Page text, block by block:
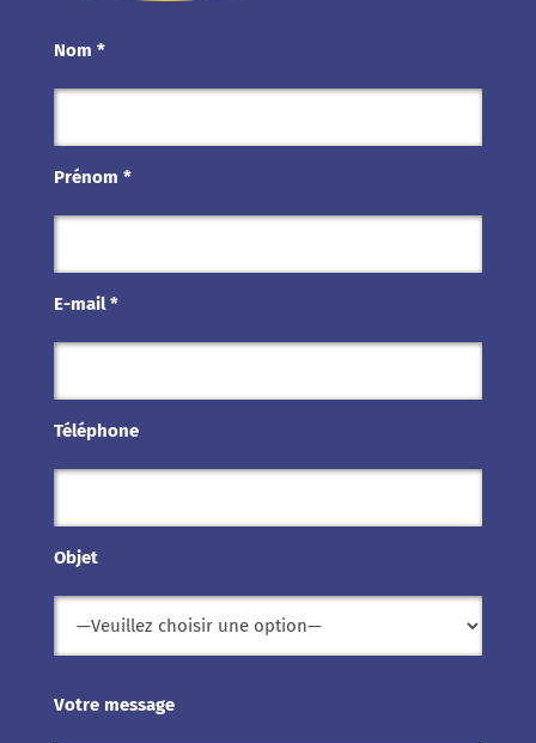
Nom *
Prénom *
E-mail *
Téléphone
Objet
Votre message